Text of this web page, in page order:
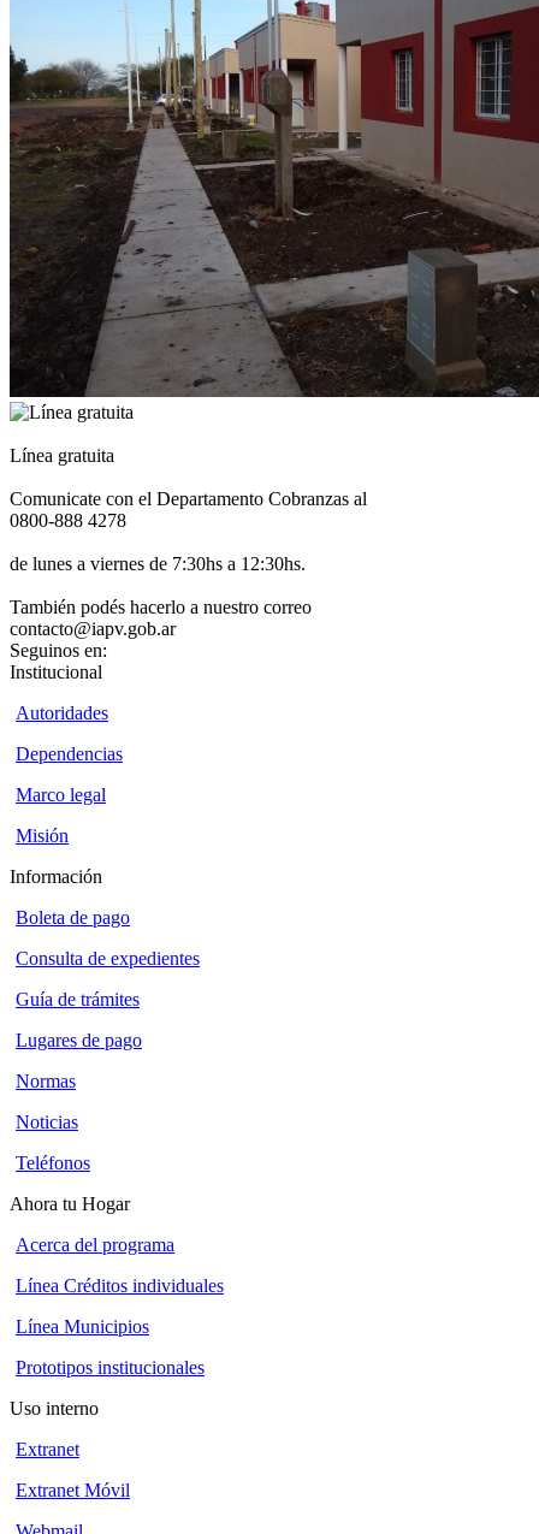
Línea gratuita
Comunicate con el Departamento Cobranzas al
0800-888 4278
de lunes a viernes de 7:30hs a 12:30hs.
También podés hacerlo a nuestro correo
contacto@iapv.gob.ar
Seguinos en:
Institucional
Autoridades
Dependencias
Marco legal
Misión
Información
Boleta de pago
Consulta de expedientes
Guía de trámites
Lugares de pago
Normas
Noticias
Teléfonos
Ahora tu Hogar
Acerca del programa
Línea Créditos individuales
Línea Municipios
Prototipos institucionales
Uso interno
Extranet
Extranet Móvil